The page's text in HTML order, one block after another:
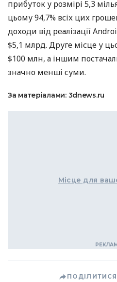
прибуток у розмірі 5,3
цьому 94,7% всіх цих
доходи від реалізації
$5,1 млрд. Друге місце у
$100 млн, а іншим
значно менші суми.
За матеріалами: 3dnews.ru
Місце для